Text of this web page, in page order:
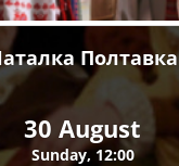
Полтавка
30 August
Sunday, 12:00